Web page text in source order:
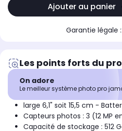
Ajouter au panier
Garantie légale :
Les points forts du
On adore
Le meilleur système photo pro
large 6,1" soit 15,5 cm -
Capteurs photos : 3 (12 MP
Capacité de stockage : 512